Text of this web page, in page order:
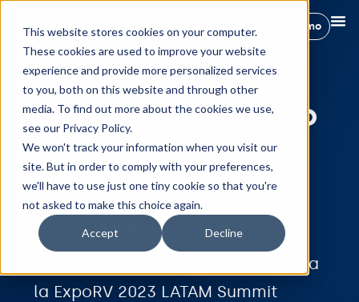
This website stores cookies on your computer.
These cookies are used to improve your website
experience and provide more personalized services
to you, both on this website and through other
media. To find out more about the cookies we use,
see our Privacy Policy.
We won't track your information when you visit our
site. But in order to comply with your preferences,
we'll have to use just one tiny cookie so that you're
not asked to make this choice again.
Accept Decline
Reservar demo
Conoce al equipo
de Hostify en la
ExpoRV 2023
LATAM Summit
Estamos emocionados por asistir a
la ExpoRV 2023 LATAM Summit